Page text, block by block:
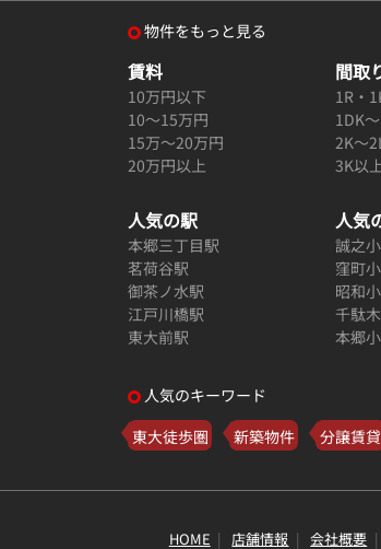
物件をもっと見る
賃料
10万円以下
10～15万円
15万～20万円
20万円以上
間取
1R・
1DK
2K～
3K以
人気の駅
本郷三丁目駅
茗荷谷駅
御茶ノ水駅
江戸川橋駅
東大前駅
人気
誠之
窪町
昭和
千駄
本郷
人気のキーワード
東大徒歩圏
新築物件 分譲賃貸
HOME 店舗情報 会社概要